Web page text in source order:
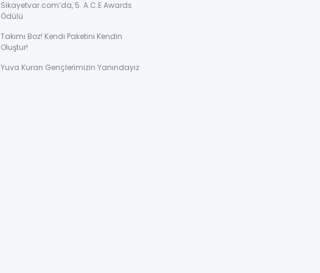
Sikayetvar.com’da, 5. A.C.E Awards
Ödülü
Takımı Boz! Kendi Paketini Kendin
Oluştur!
Yuva Kuran Gençlerimizin Yanındayız